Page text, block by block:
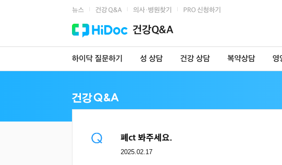
뉴스 건강 Q&A 의사·병원찾기 PRO 신청하기
건강Q&A
하이닥 질문하기 성 상담 건강 상담 복약상담 영
폐ct 봐주세요.
2025.02.17